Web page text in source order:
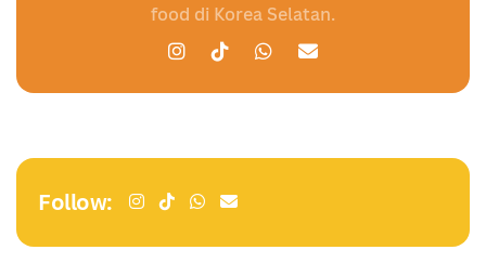
food di Korea Selatan.
Follow: